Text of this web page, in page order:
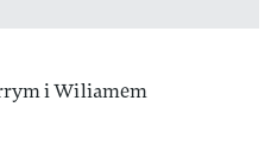
i Wiliamem